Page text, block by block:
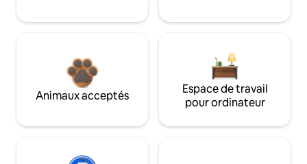
Animaux acceptés
Espace de travail
pour ordinateur